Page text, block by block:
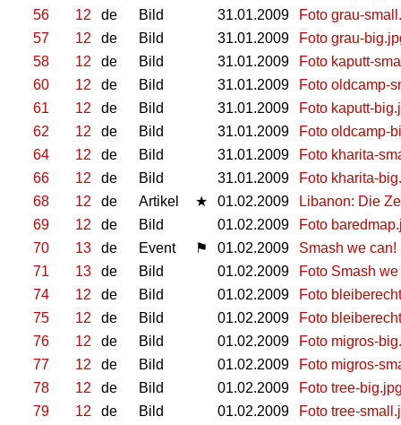
56
12 de Bild 31.01.2009
Foto grau-
57
12 de Bild 31.01.2009
Foto grau-
58
12 de Bild 31.01.2009
Foto kaputt-
60
12 de Bild 31.01.2009
Foto oldcamp-
61
12 de Bild 31.01.2009
Foto kaputt-
62
12 de Bild 31.01.2009
Foto oldcamp-
64
12 de Bild 31.01.2009
Foto kharita-
66
12 de Bild 31.01.2009
Foto kharita-
68
12 de Artikel ★ 01.02.2009
Libanon: Die
69
12 de Bild 01.02.2009
Foto
70
13 de Event ⚑ 01.02.2009
Smash we
71
13 de Bild 01.02.2009
Foto Smash
74
12 de Bild 01.02.2009
Foto
75
12 de Bild 01.02.2009
Foto
76
12 de Bild 01.02.2009
Foto migros-
77
12 de Bild 01.02.2009
Foto migros-
78
12 de Bild 01.02.2009
Foto tree-
79
12 de Bild 01.02.2009
Foto tree-